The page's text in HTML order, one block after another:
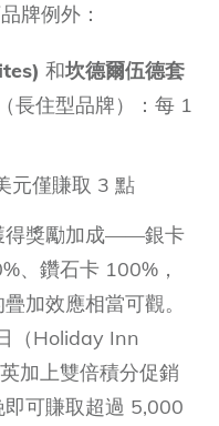
牌例外：
和坎德爾伍德套
（長住型品牌）：每 1
元僅賺取 3 點
得獎勵加成——銀卡
、鑽石卡 100%，
加效應相當可觀。
（Holiday Inn
加上雙倍積分促銷
可賺取超過 5,000